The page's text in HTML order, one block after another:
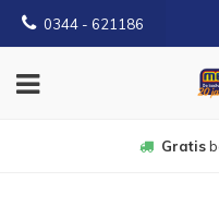
0344 - 621186
Gratis